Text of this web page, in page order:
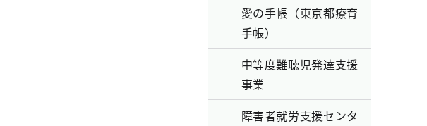
愛の手帳（東京都療育
手帳）
中等度難聴児発達支援
事業
障害者就労支援センタ